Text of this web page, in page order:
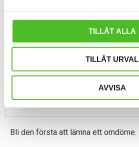
TILLÅT ALLA
TILLÅT URVAL
AVVISA
Omdömen
Du
Bli den första att lämna ett omdöme.